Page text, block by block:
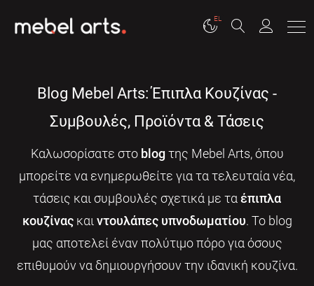
EL
Blog Mebel Arts: Έπιπλα Κουζίνας -
Συμβουλές, Προϊόντα & Τάσεις
Καλωσορίσατε στο blogτης Mebel Arts, όπου
μπορείτε να ενημερωθείτε για τα τελευταία νέα,
τάσεις και συμβουλές σχετικά με τα έπιπλα
κουζίναςκαι ντουλάπες υπνοδωματίου. Το blog
μας αποτελεί έναν πολύτιμο πόρο για όσους
επιθυμούν να δημιουργήσουν την ιδανική κουζίνα.